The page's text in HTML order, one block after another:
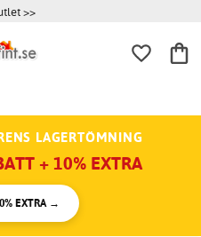
>>
LAGERTÖMNING
+ 10% EXTRA
EXTRA →